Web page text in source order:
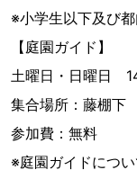
※小学生以下及び
【庭園ガイド】
土曜日・日曜日
集合場所：藤棚下
参加費：無料
※庭園ガイドにつ